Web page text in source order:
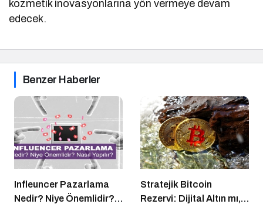
kozmetik inovasyonlarına yön vermeye devam
edecek.
Benzer Haberler
Infleuncer Pazarlama
Nedir? Niye Önemlidir?
Stratejik Bitcoin
Rezervi: Dijital Altın mı,